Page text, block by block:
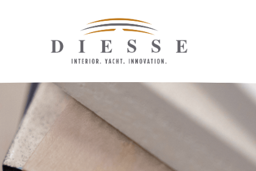
Servizi e tecnologie Sostenibilità Contatti